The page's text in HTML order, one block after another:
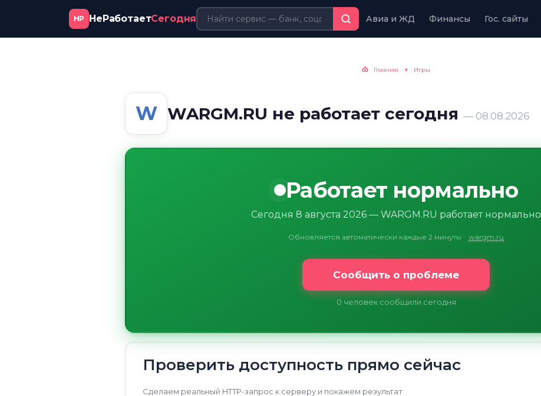
НР НеРаботаетСегодня Авиа и ЖД Финансы Гос. сайты
Главная Игры
W WARGM.RU не работает сегодня — 08.08.2026
Работает нормально
Сегодня 8 августа 2026 — WARGM.RU работает нормально
Обновляется автоматически каждые 2 минуты · wargm.ru
Сообщить о проблеме
0 человек сообщили сегодня
Проверить доступность прямо сейчас
Сделаем реальный HTTP-запрос к серверу и покажем результат